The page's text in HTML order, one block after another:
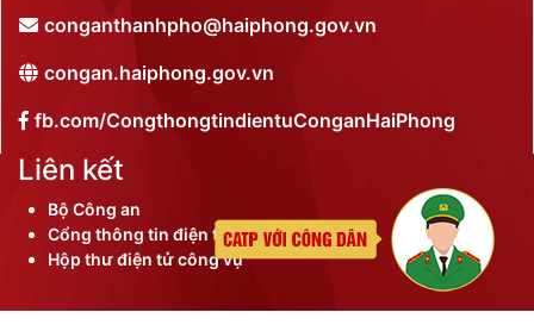
conganthanhpho@haiphong.gov.vn
congan.haiphong.gov.vn
fb.com/CongthongtindientuConganHaiPhong
Liên kết
Bộ Công an
Cổng thông tin điện tử thành phố
Hộp thư điện tử công vụ